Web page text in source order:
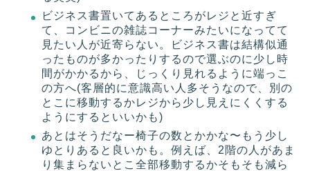
ビジネス書置いてあるところがレジと近すぎ
て、コンビニの雑誌コーナーみたいになってて
見たい人が近寄らない。ビジネス書は結構似通
ったものが多かったりするので選ぶのに少し時
間がかかるから、じっくり見れるように端っこ
の方へ(客層的に意識高い人多そうなので、別の
とこに移動するかレジから少し見えにくくする
ようにするといいかも)
あとはそうだなー椅子の数とかかな〜もう少し
ゆとりあると良いかも。例えば、2階の人があま
り集まらないとこ全部移動するかそもそも減ら